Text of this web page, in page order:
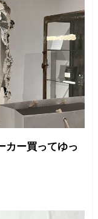
カー買ってゆっ